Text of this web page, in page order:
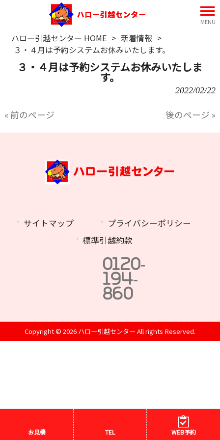
MENU
ハロー引越センター HOME > 新着情報 >
３・４月は予約システムお休みいたします。
３・４月は予約システムお休みいたしま
す。
2022/02/22
« 前のページ 後のページ »
サイトマップ
プライバシーポリシー
標準引越約款
0120-
194-
860
Copyright © 2026 ハロー引越センター All rights Reserved.
お見積 TEL WEB予約